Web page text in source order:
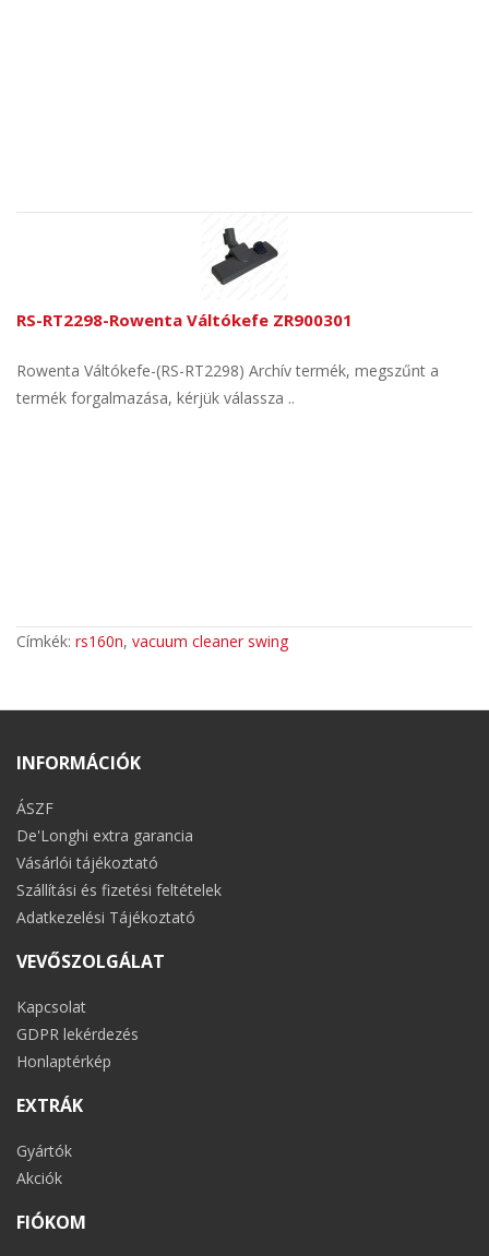
RS-RT2298-Rowenta Váltókefe ZR900301
Rowenta Váltókefe-(RS-RT2298) Archív termék, megszűnt a
termék forgalmazása, kérjük válassza ..
Címkék: rs160n, vacuum cleaner swing
INFORMÁCIÓK
ÁSZF
De'Longhi extra garancia
Vásárlói tájékoztató
Szállítási és fizetési feltételek
Adatkezelési Tájékoztató
VEVŐSZOLGÁLAT
Kapcsolat
GDPR lekérdezés
Honlaptérkép
EXTRÁK
Gyártók
Akciók
FIÓKOM